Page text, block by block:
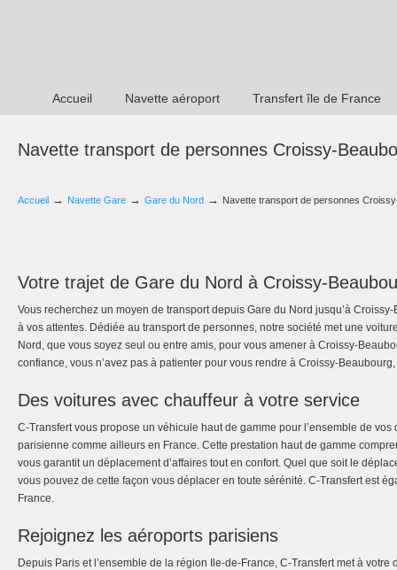
Accueil Navette aéroport Transfert île de France
Navette transport de personnes Croissy-
Accueil → Navette Gare → Gare du Nord → Navette transport de personnes
Votre trajet de Gare du Nord à Croissy-
Vous recherchez un moyen de transport depuis Gare du Nord jusqu’à
à vos attentes. Dédiée au transport de personnes, notre société met une
Nord, que vous soyez seul ou entre amis, pour vous amener à Croissy-
confiance, vous n’avez pas à patienter pour vous rendre à Croissy-
Des voitures avec chauffeur à votre service
C-Transfert vous propose un véhicule haut de gamme pour l’ensemble de
parisienne comme ailleurs en France. Cette prestation haut de gamme
vous garantit un déplacement d’affaires tout en confort. Quel que soit le
vous pouvez de cette façon vous déplacer en toute sérénité. C-Transfert est
France.
Rejoignez les aéroports parisiens
Depuis Paris et l’ensemble de la région Ile-de-France, C-Transfert met à votre